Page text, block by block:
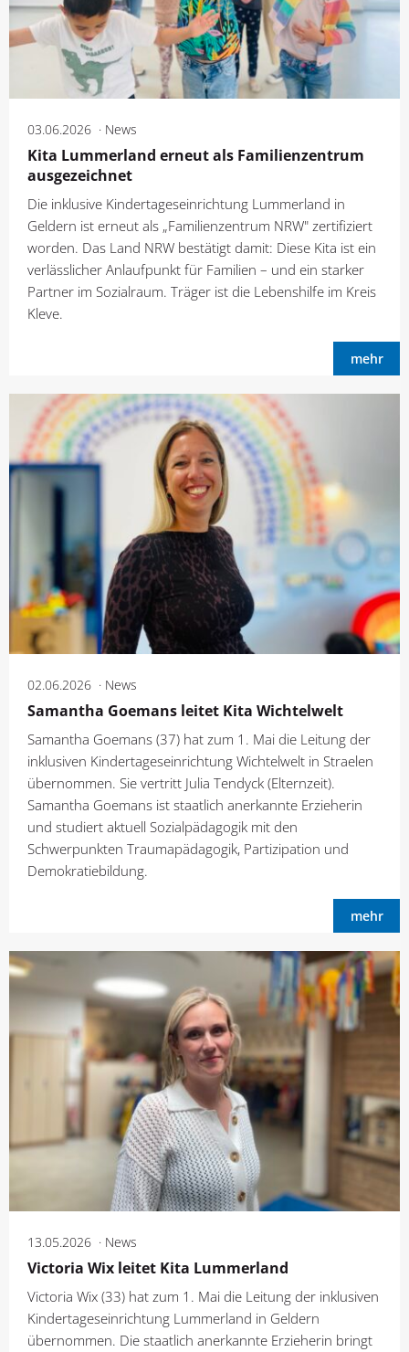
03.06.2026 News
Kita Lummerland erneut als Familienzentrum
ausgezeichnet
Die inklusive Kindertageseinrichtung Lummerland in
Geldern ist erneut als „Familienzentrum NRW" zertifiziert
worden. Das Land NRW bestätigt damit: Diese Kita ist ein
verlässlicher Anlaufpunkt für Familien – und ein starker
Partner im Sozialraum. Träger ist die Lebenshilfe im Kreis
Kleve.
mehr
02.06.2026 News
Samantha Goemans leitet Kita Wichtelwelt
Samantha Goemans (37) hat zum 1. Mai die Leitung der
inklusiven Kindertageseinrichtung Wichtelwelt in Straelen
übernommen. Sie vertritt Julia Tendyck (Elternzeit).
Samantha Goemans ist staatlich anerkannte Erzieherin
und studiert aktuell Sozialpädagogik mit den
Schwerpunkten Traumapädagogik, Partizipation und
Demokratiebildung.
mehr
13.05.2026 News
Victoria Wix leitet Kita Lummerland
Victoria Wix (33) hat zum 1. Mai die Leitung der inklusiven
Kindertageseinrichtung Lummerland in Geldern
übernommen. Die staatlich anerkannte Erzieherin bringt